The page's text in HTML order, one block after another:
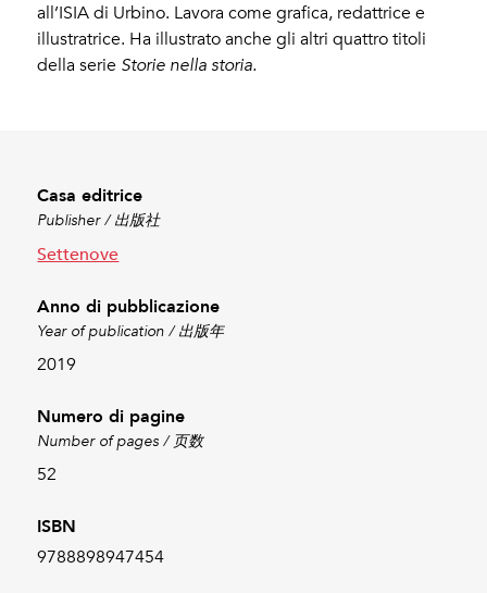
all’ISIA di Urbino. Lavora come grafica, redattrice e
illustratrice. Ha illustrato anche gli altri quattro titoli
della serie Storie nella storia.
Casa editrice
Publisher / 出版社
Settenove
Anno di pubblicazione
Year of publication / 出版年
2019
Numero di pagine
Number of pages / 页数
52
ISBN
9788898947454